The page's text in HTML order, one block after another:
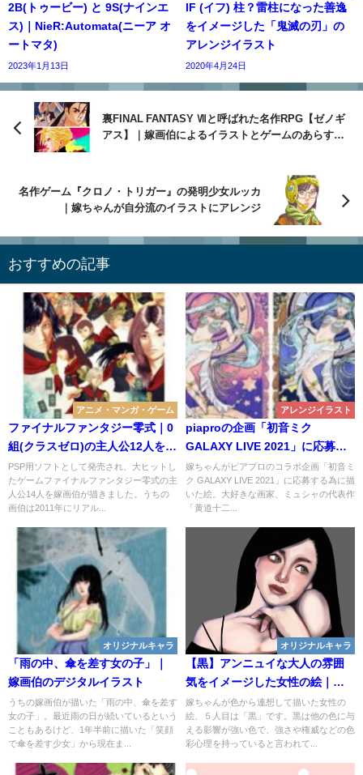
2B(トゥービー) と 9S(ナインエ
ス)｜NieR:Automata(ニーア オ
ートマタ)
2023年1月13日
IF (イフ) 柱？雷柱になった善逸
をイメージした「鬼滅の刃」の
アレンジイラスト
2020年4月24日
裏FINAL FANTASY Ⅶと呼ばれた名作RPG【ゼノギ
アス】｜嫁画伯によるイラストとゲームのあらすじ
名作ゲーム『クロノ・トリガー』の発明少女ルッカ
｜嫁ちゃんが自分流のイラストにアレンジ
おすすめの記事
アニメ・マンガ・ゲーム
ファイナルファンタジー零式｜0
組(クラスゼロ)の主人公12人を嫁
ちゃんがアレンジ模写！
PSP用ソフトとして発売され、大ヒットし
たゲームファイナルファンタジー零式の主
人公14人を嫁画伯が描きました。うちの
画伯は2011年にリアル...
アレンジイラスト
piaproの企画「初音ミク
GALAXY LIVE 2021」に応募し
てみた【嫁画伯のデジタルイラ
スト】
嫁ちゃんがピアプロのコラボ企画「初音ミ
ク GALAXY LIVE 2021」に応募する為に描
いた絵。大好きな画家、ミュシャの代表作
「黄道十二...
オリジナルキャラ
「雨の中、傘を差す女の子」｜
嫁画伯のデジタルイラスト
うちの嫁画伯が描いた「雨の中、傘を差す
女の子」。最近雨の日が続いているという
こともあるけど、1年半前に描いた「笑顔
で傘を差す少女」から現在ま...
オリジナルキャラ
【黒】アンニュイな大人の雰囲
気をイメージした女性の絵｜色
彩心理
嫁ちゃんが色から連想して描いた女性の
絵、５人目は「黒」です。黒は他の色に与
える影響が強い色で、強さや権威などの色
彩心理を持っていると言われて...